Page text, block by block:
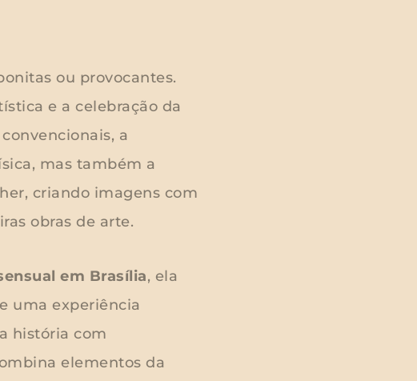
ou provocantes.
e a celebração da
a
mas também a
criando imagens com
obras de arte.
em Brasília, ela
uma experiência
história com
elementos da